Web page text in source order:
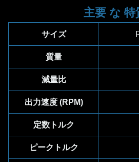
主要 な 特
サイズ
質量
減量比
出力速度 (RPM)
定数トルク
ピークトルク